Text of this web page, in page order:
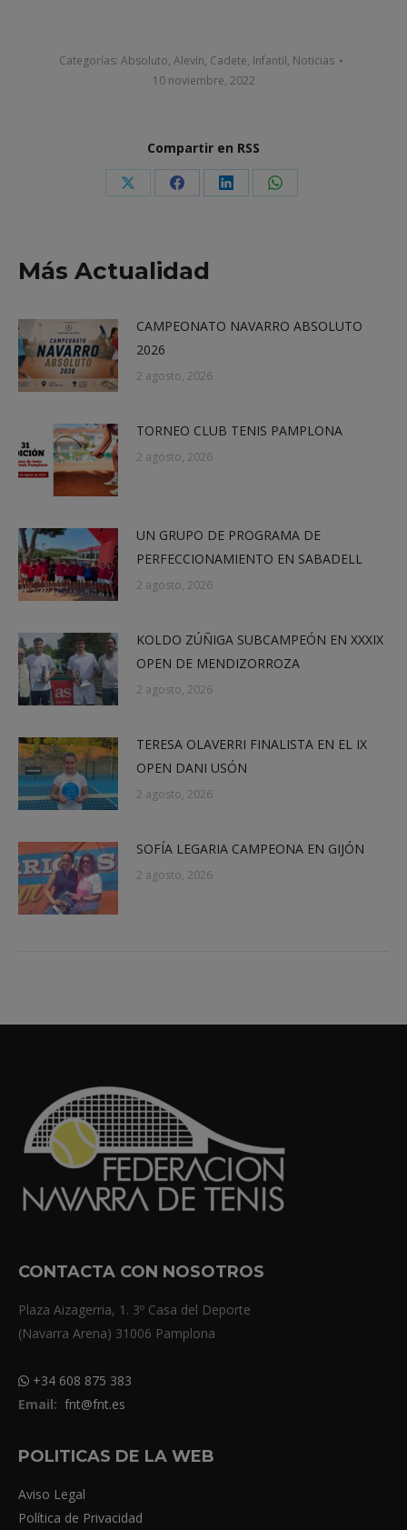
Categorías: Absoluto, Alevín, Cadete, Infantil, Noticias
10 noviembre, 2022
Compartir en RSS
Share Share Share Share
Más Actualidad
CAMPEONATO NAVARRO ABSOLUTO
2026
2 agosto, 2026
TORNEO CLUB TENIS PAMPLONA
2 agosto, 2026
UN GRUPO DE PROGRAMA DE
PERFECCIONAMIENTO EN SABADELL
2 agosto, 2026
KOLDO ZÚÑIGA SUBCAMPEÓN EN XXXIX
OPEN DE MENDIZORROZA
2 agosto, 2026
TERESA OLAVERRI FINALISTA EN EL IX
OPEN DANI USÓN
2 agosto, 2026
SOFÍA LEGARIA CAMPEONA EN GIJÓN
2 agosto, 2026
CONTACTA CON NOSOTROS
Plaza Aizagerria, 1. 3º Casa del Deporte
(Navarra Arena) 31006 Pamplona
+34 608 875 383
Email: fnt@fnt.es
POLITICAS DE LA WEB
Aviso Legal
Política de Privacidad